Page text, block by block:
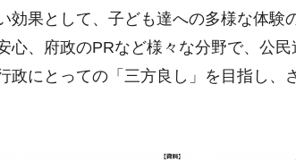
効果として、子ども達への多様な体
心、府政のPRなど様々な分野で、公
政にとっての「三方良し」を目指し、